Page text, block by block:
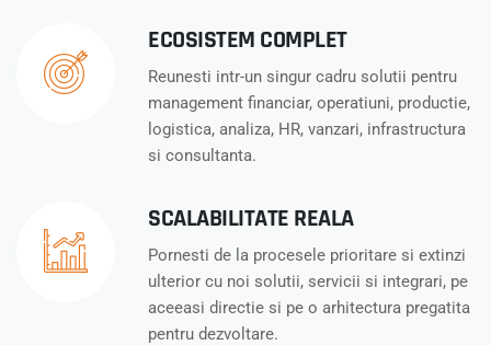
ECOSISTEM COMPLET
Reunesti intr-un singur cadru solutii pentru
management financiar, operatiuni, productie,
logistica, analiza, HR, vanzari, infrastructura
si consultanta.
SCALABILITATE REALA
Pornesti de la procesele prioritare si extinzi
ulterior cu noi solutii, servicii si integrari, pe
aceeasi directie si pe o arhitectura pregatita
pentru dezvoltare.